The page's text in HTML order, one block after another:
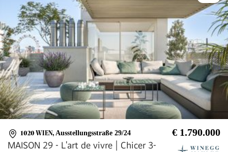
1020 WIEN, Ausstellungsstraße 29/24 € 1.790.000
MAISON 29 - L'art de vivre | Chicer 3-